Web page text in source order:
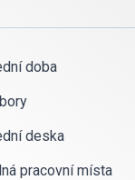
doba
deska
pracovní místa